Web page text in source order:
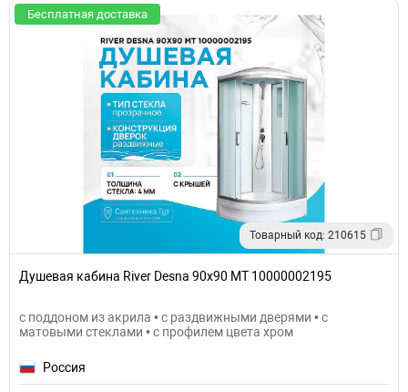
Бесплатная доставка
Товарный код: 210615
Душевая кабина River Desna 90x90 МТ 10000002195
с поддоном из акрила • с раздвижными дверями • с
матовыми стеклами • с профилем цвета хром
Россия